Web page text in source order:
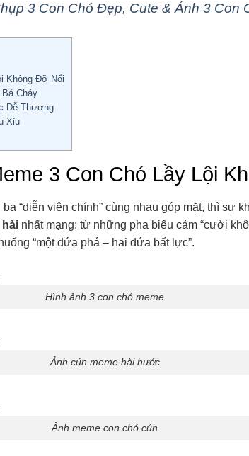
3 Con Chó Đẹp, Cute & Ảnh 3 Con
Không Đỡ Nổi
Cháy
Dễ Thương
Xỉu
3 Con Chó Lầy Lội
“diễn viên chính” cùng nhau góp mặt, thì sự
hài nhất mạng: từ những pha biểu cảm “cười
“một đứa phá – hai đứa bất lực”.
Hình ảnh 3 con chó meme
Ảnh cún meme hài hước
Ảnh meme con chó cún